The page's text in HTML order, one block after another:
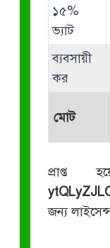
১৫%
ভ্যাট
ব্যবসায়ী
কর
মোট
প্রাপ্ত
জন্য